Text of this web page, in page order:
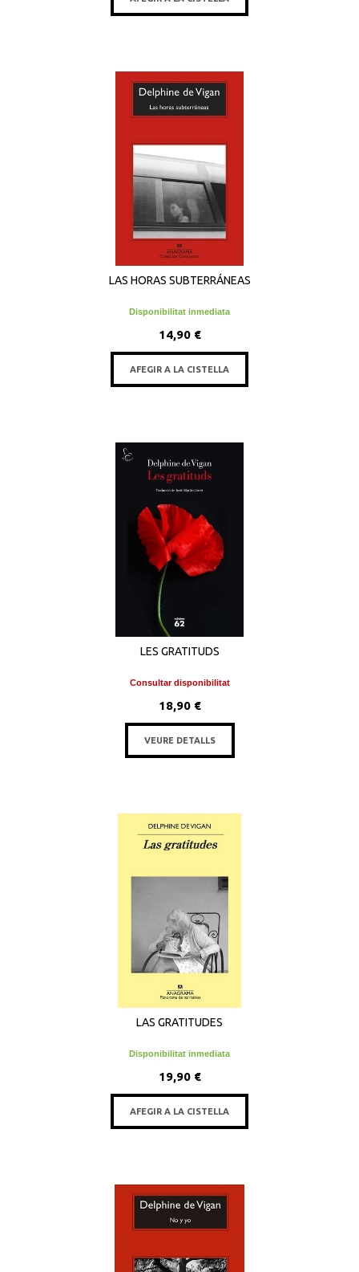
LAS HORAS SUBTERRÁNEAS
Disponibilitat inmediata
14,90 €
AFEGIR A LA CISTELLA
LES GRATITUDS
Consultar disponibilitat
18,90 €
VEURE DETALLS
LAS GRATITUDES
Disponibilitat inmediata
19,90 €
AFEGIR A LA CISTELLA